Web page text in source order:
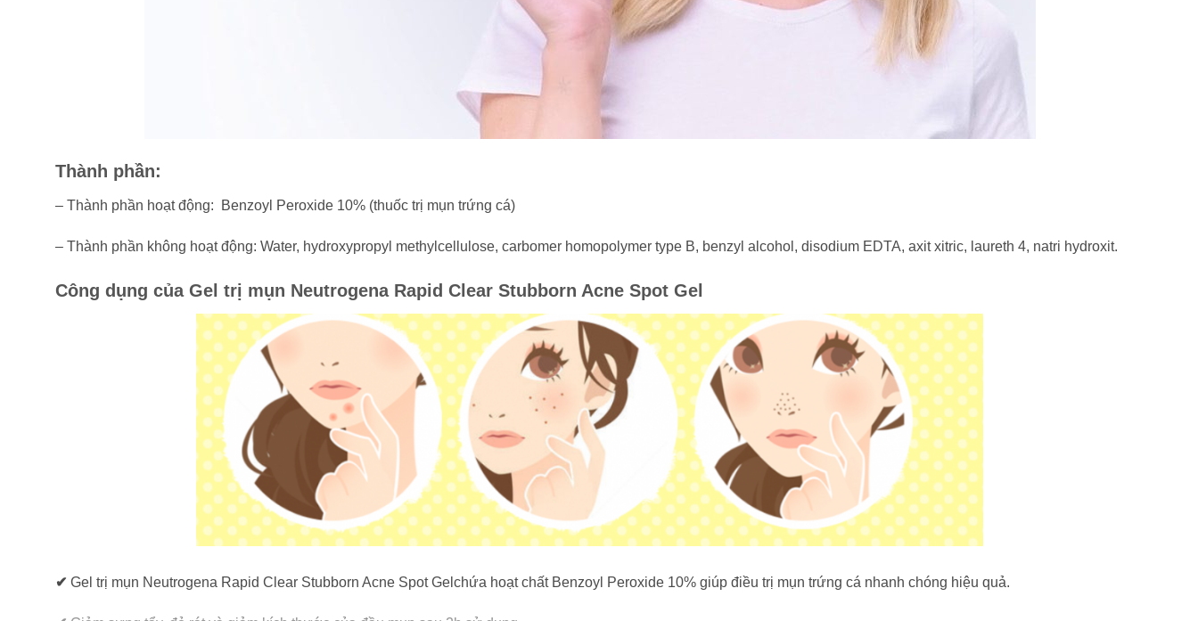
Thành phần:
– Thành phần hoạt động: Benzoyl Peroxide 10% (thuốc trị mụn trứng cá)
– Thành phần không hoạt động: Water, hydroxypropyl methylcellulose, carbomer homopolymer type B, benzyl alcohol, disodium EDTA, axit xitric, laureth 4, natri hydroxit.
Công dụng của Gel trị mụn Neutrogena Rapid Clear Stubborn Acne Spot Gel
✔ Gel trị mụn Neutrogena Rapid Clear Stubborn Acne Spot Gelchứa hoạt chất Benzoyl Peroxide 10% giúp điều trị mụn trứng cá nhanh chóng hiệu quả.